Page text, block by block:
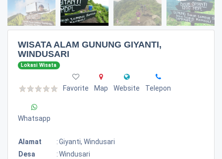
WISATA ALAM GUNUNG GIYANTI,
WINDUSARI
Lokasi Wisata
Favorite Map Website Telepon
Whatsapp
Alamat :Giyanti, Windusari
Desa
:Windusari